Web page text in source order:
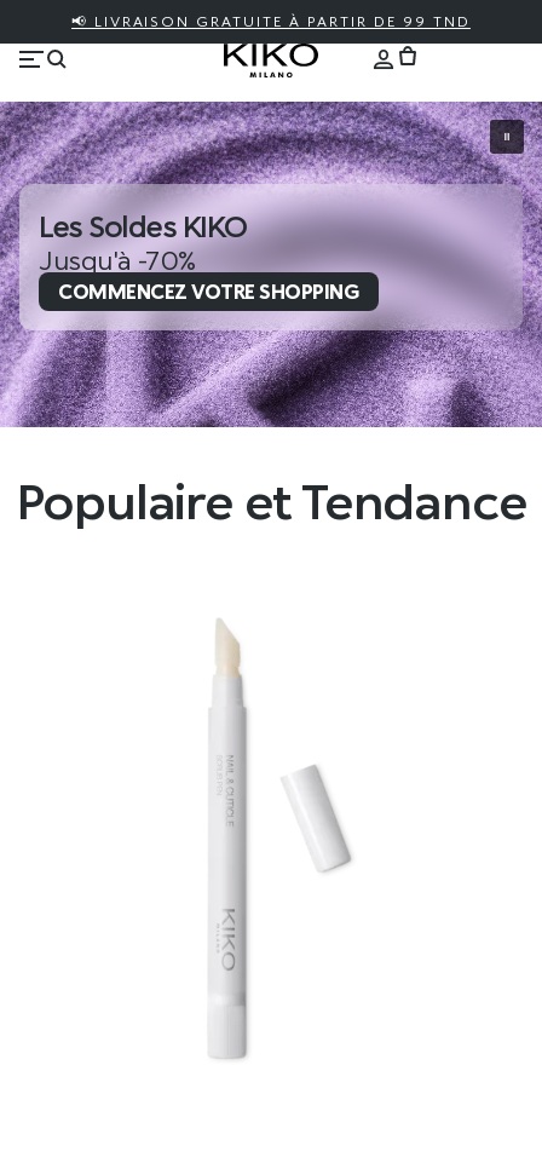
📢 LIVRAISON GRATUITE À PARTIR DE 99 TND
Les Soldes KIKO
Jusqu'à -70%
COMMENCEZ VOTRE SHOPPING
Populaire et Tendance